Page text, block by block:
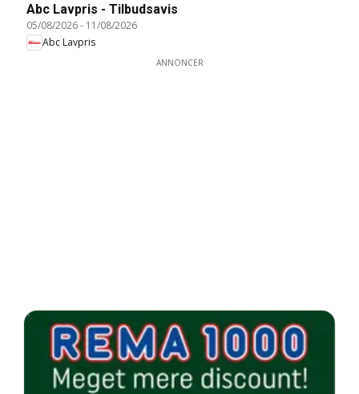
Abc Lavpris - Tilbudsavis
05/08/2026- 11/08/2026
Abc Lavpris
ANNONCER